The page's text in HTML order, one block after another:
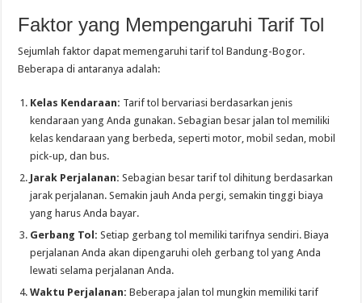
Faktor yang Mempengaruhi Tarif Tol
Sejumlah faktor dapat memengaruhi tarif tol Bandung-Bogor.
Beberapa di antaranya adalah:
Kelas Kendaraan: Tarif tol bervariasi berdasarkan jenis
kendaraan yang Anda gunakan. Sebagian besar jalan tol memiliki
kelas kendaraan yang berbeda, seperti motor, mobil sedan, mobil
pick-up, dan bus.
Jarak Perjalanan: Sebagian besar tarif tol dihitung berdasarkan
jarak perjalanan. Semakin jauh Anda pergi, semakin tinggi biaya
yang harus Anda bayar.
Gerbang Tol: Setiap gerbang tol memiliki tarifnya sendiri. Biaya
perjalanan Anda akan dipengaruhi oleh gerbang tol yang Anda
lewati selama perjalanan Anda.
Waktu Perjalanan: Beberapa jalan tol mungkin memiliki tarif